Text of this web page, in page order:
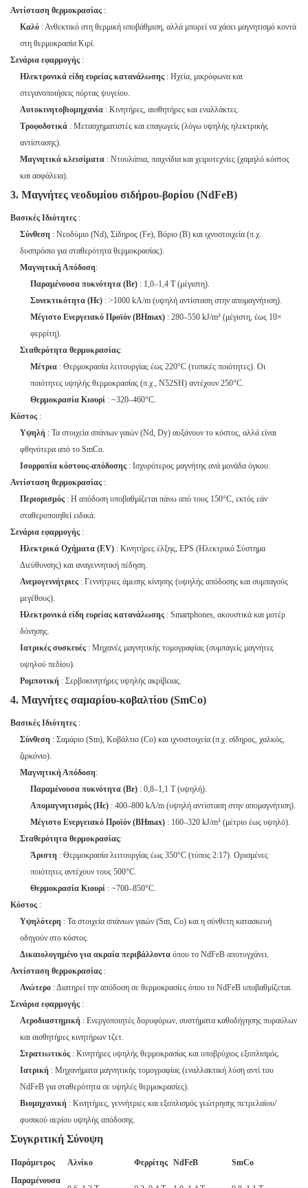
Αντίσταση θερμοκρασίας :
Καλό : Ανθεκτικό στη θερμική υποβάθμιση, αλλά μπορεί να χάσει μαγνητισμό κοντά
στη θερμοκρασία Κιρί.
Σενάρια εφαρμογής :
Ηλεκτρονικά είδη ευρείας κατανάλωσης : Ηχεία, μικρόφωνα και
στεγανοποιήσεις πόρτας ψυγείου.
Αυτοκινητοβιομηχανία : Κινητήρες, αισθητήρες και εναλλάκτες.
Τροφοδοτικά : Μετασχηματιστές και επαγωγείς (λόγω υψηλής ηλεκτρικής
αντίστασης).
Μαγνητικά κλεισίματα : Ντουλάπια, παιχνίδια και χειροτεχνίες (χαμηλό κόστος
και ασφάλεια).
3. Μαγνήτες νεοδυμίου σιδήρου-βορίου (NdFeB)
Βασικές Ιδιότητες :
Σύνθεση : Νεοδύμιο (Nd), Σίδηρος (Fe), Βόριο (B) και ιχνοστοιχεία (π.χ.
δυσπρόσιο για σταθερότητα θερμοκρασίας).
Μαγνητική Απόδοση:
Παραμένουσα πυκνότητα (Br): 1,0–1,4 T (μέγιστη).
Συνεκτικότητα (Hc): >1000 kA/m (υψηλή αντίσταση στην απομαγνήτιση).
Μέγιστο Ενεργειακό Προϊόν (BHmax): 280–550 kJ/m³ (μέγιστη, έως 10×
φερρίτη).
Σταθερότητα θερμοκρασίας:
Μέτρια: Θερμοκρασία λειτουργίας έως 220°C (τυπικές ποιότητες). Οι
ποιότητες υψηλής θερμοκρασίας (π.χ., N52SH) αντέχουν 250°C.
Θερμοκρασία Κιουρί: ~320–460°C.
Κόστος :
Υψηλή : Τα στοιχεία σπάνιων γαιών (Nd, Dy) αυξάνουν το κόστος, αλλά είναι
φθηνότερα από το SmCo.
Ισορροπία κόστους-απόδοσης : Ισχυρότερος μαγνήτης ανά μονάδα όγκου.
Αντίσταση θερμοκρασίας :
Περιορισμός : Η απόδοση υποβαθμίζεται πάνω από τους 150°C, εκτός εάν
σταθεροποιηθεί ειδικά.
Σενάρια εφαρμογής :
Ηλεκτρικά Οχήματα (EV) : Κινητήρες έλξης, EPS (Ηλεκτρικό Σύστημα
Διεύθυνσης) και αναγεννητική πέδηση.
Ανεμογεννήτριες : Γεννήτριες άμεσης κίνησης (υψηλής απόδοσης και συμπαγούς
μεγέθους).
Ηλεκτρονικά είδη ευρείας κατανάλωσης : Smartphones, ακουστικά και μοτέρ
δόνησης.
Ιατρικές συσκευές : Μηχανές μαγνητικής τομογραφίας (συμπαγείς μαγνήτες
υψηλού πεδίου).
Ρομποτική : Σερβοκινητήρες υψηλής ακρίβειας.
4. Μαγνήτες σαμαρίου-κοβαλτίου (SmCo)
Βασικές Ιδιότητες :
Σύνθεση : Σαμάριο (Sm), Κοβάλτιο (Co) και ιχνοστοιχεία (π.χ. σίδηρος, χαλκός,
ζιρκόνιο).
Μαγνητική Απόδοση:
Παραμένουσα πυκνότητα (Br): 0,8–1,1 T (υψηλή).
Απομαγνητισμός (Hc): 400–800 kA/m (υψηλή αντίσταση στην απομαγνήτιση).
Μέγιστο Ενεργειακό Προϊόν (BHmax): 160–320 kJ/m³ (μέτριο έως υψηλό).
Σταθερότητα θερμοκρασίας:
Άριστη : Θερμοκρασία λειτουργίας έως 350°C (τύπος 2:17). Ορισμένες
ποιότητες αντέχουν τους 500°C.
Θερμοκρασία Κιουρί: ~700–850°C.
Κόστος :
Υψηλότερη : Τα στοιχεία σπάνιων γαιών (Sm, Co) και η σύνθετη κατασκευή
οδηγούν στο κόστος.
Δικαιολογημένο για ακραία περιβάλλοντα όπου το NdFeB αποτυγχάνει.
Αντίσταση θερμοκρασίας :
Ανώτερο : Διατηρεί την απόδοση σε θερμοκρασίες όπου το NdFeB υποβαθμίζεται.
Σενάρια εφαρμογής :
Αεροδιαστημική : Ενεργοποιητές δορυφόρων, συστήματα καθοδήγησης πυραύλων
και αισθητήρες κινητήρων τζετ.
Στρατιωτικός : Κινητήρες υψηλής θερμοκρασίας και υποβρύχιος εξοπλισμός.
Ιατρική : Μηχανήματα μαγνητικής τομογραφίας (εναλλακτική λύση αντί του
NdFeB για σταθερότητα σε υψηλές θερμοκρασίες).
Βιομηχανική : Κινητήρες, γεννήτριες και εξοπλισμός γεώτρησης πετρελαίου/
φυσικού αερίου υψηλής απόδοσης.
Συγκριτική Σύνοψη
Παράμετρος Αλνίκο Φερρίτης NdFeB
SmCo
Παραμένουσα